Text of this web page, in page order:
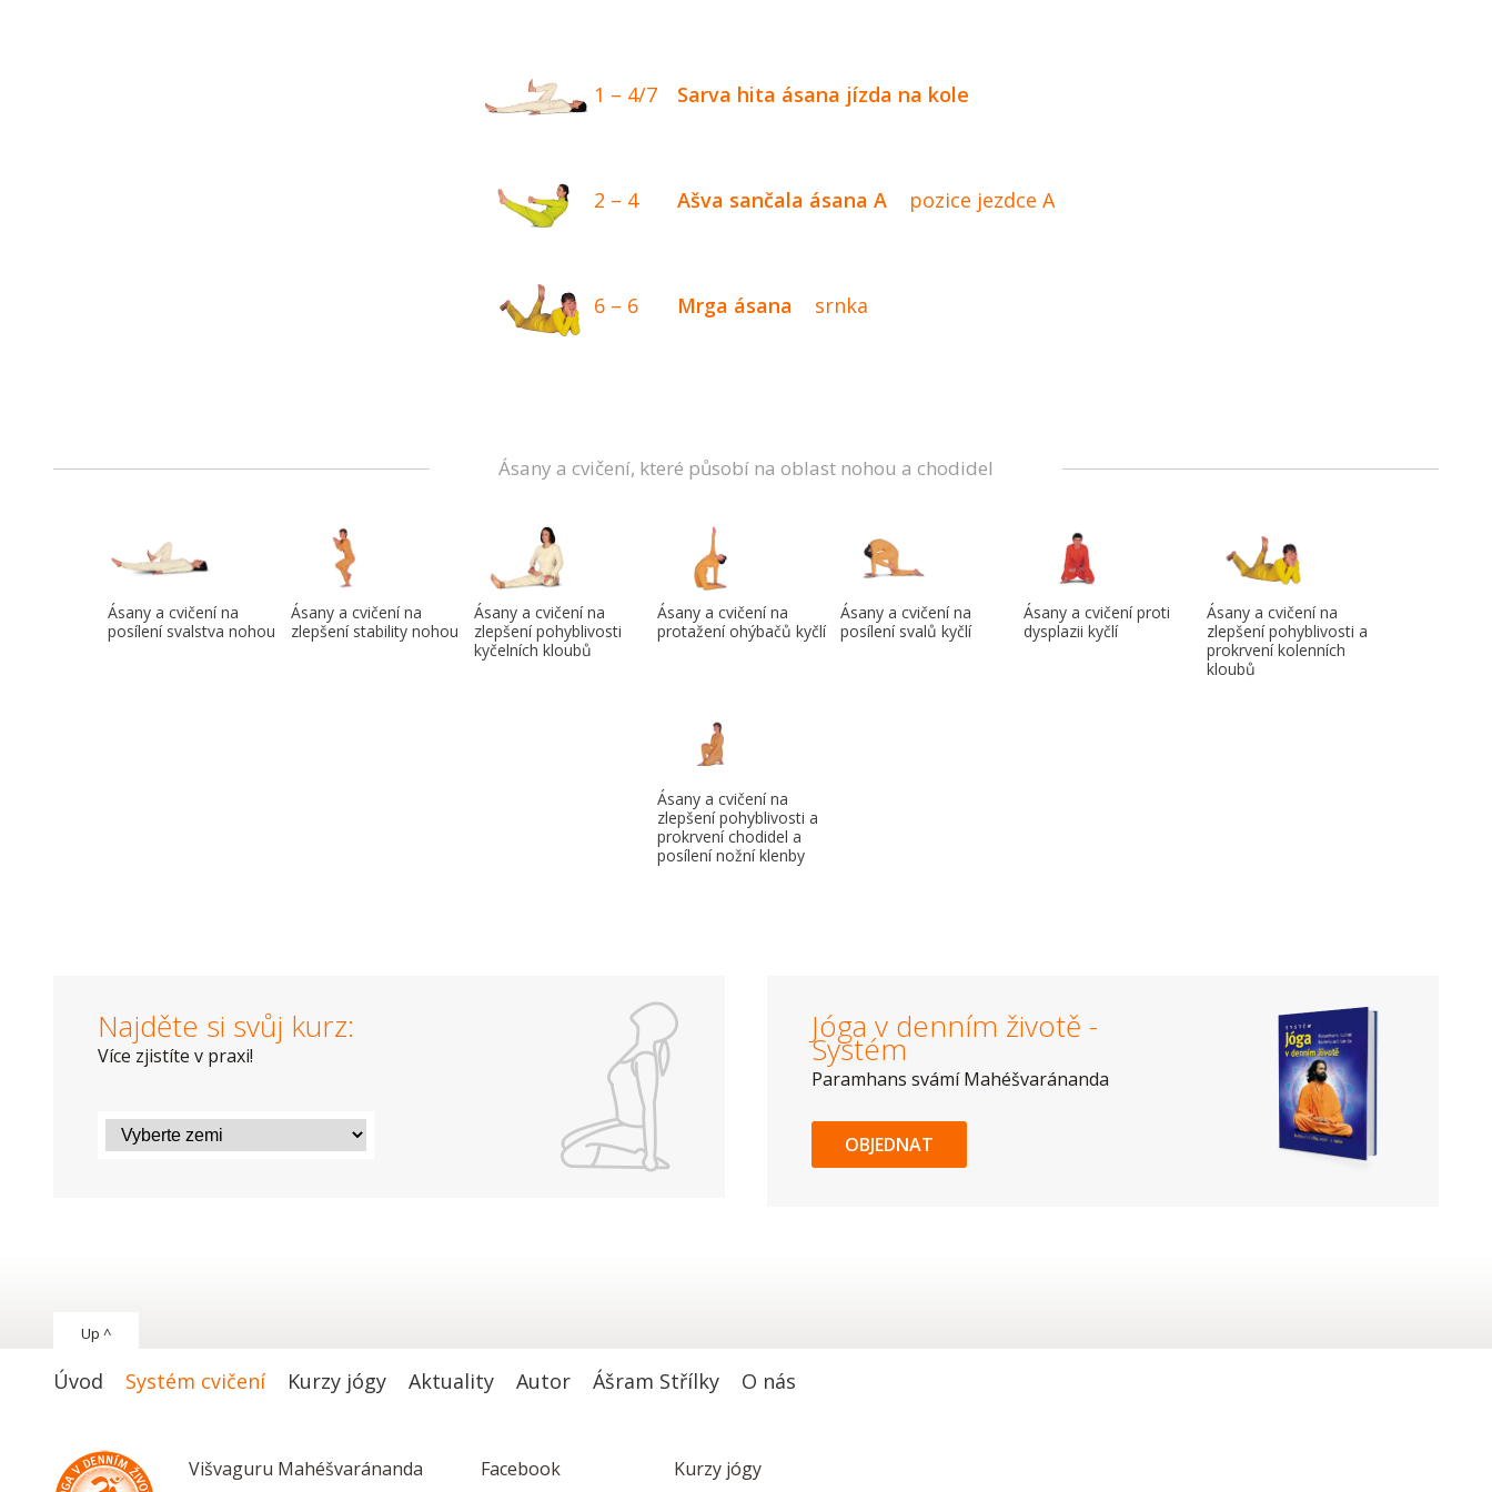
1 – 4/7 Sarva hita ásana jízda na kole
2 – 4 Ašva sančala ásana A pozice jezdce A
6 – 6 Mrga ásana srnka
Ásany a cvičení, které působí na oblast nohou a chodidel
Ásany a cvičení na
posílení svalstva nohou
Ásany a cvičení na
zlepšení stability nohou
Ásany a cvičení na
zlepšení pohyblivosti
kyčelních kloubů
Ásany a cvičení na
protažení ohýbačů kyčlí
Ásany a cvičení na
posílení svalů kyčlí
Ásany a cvičení proti
dysplazii kyčlí
Ásany a cvičení na
zlepšení pohyblivosti a
prokrvení kolenních
kloubů
Ásany a cvičení na
zlepšení pohyblivosti a
prokrvení chodidel a
posílení nožní klenby
Najděte si svůj kurz:
Více zjistíte v praxi!
Jóga v denním životě -
Systém
Paramhans svámí Mahéšvaránanda
OBJEDNAT
Up ^
Úvod Systém cvičení Kurzy jógy Aktuality Autor Ášram Střílky O nás
Višvaguru Mahéšvaránanda Facebook Kurzy jógy